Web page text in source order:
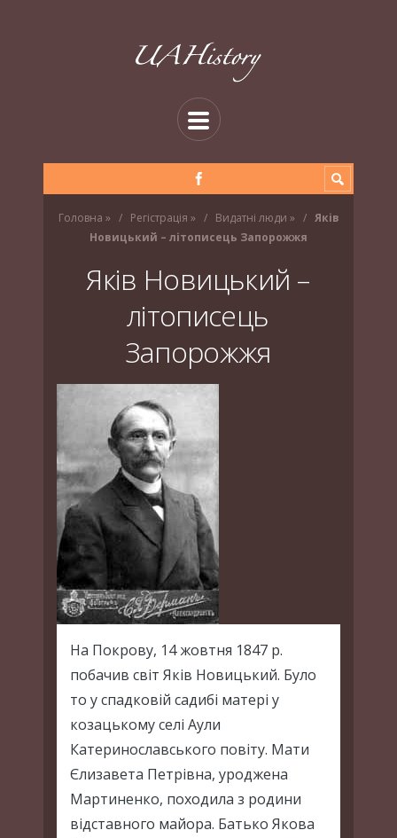
Головна » Регістрація » Видатні люди »
Яків
Новицький – літописець Запорожжя
Яків Новицький –
літописець
Запорожжя
На Покрову, 14 жовтня 1847 р.
побачив світ Яків Новицький. Було
то у спадковій садибі матері у
козацькому селі Аули
Катеринославського повіту. Мати
Єлизавета Петрівна, уроджена
Мартиненко, походила з родини
відставного майора. Батько Якова